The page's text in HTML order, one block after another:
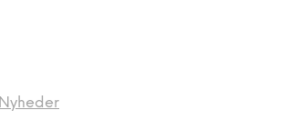
Nyheder